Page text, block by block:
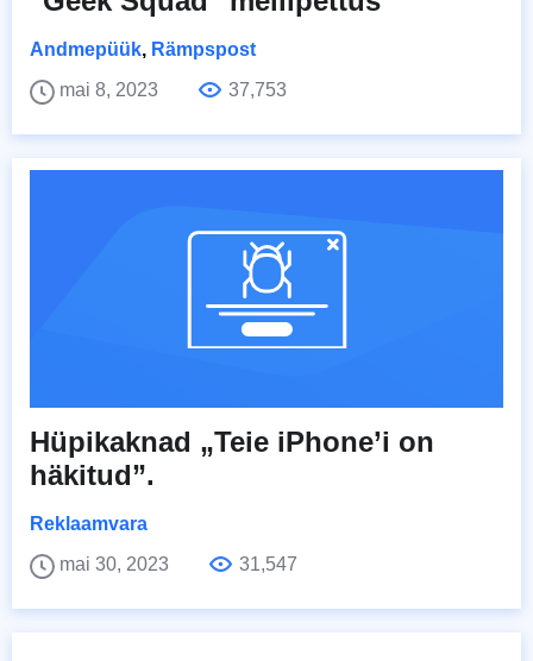
Andmepüük, Rämpspost
mai 8, 2023
37,753
Hüpikaknad „Teie iPhone’i on
häkitud”.
Reklaamvara
mai 30, 2023
31,547